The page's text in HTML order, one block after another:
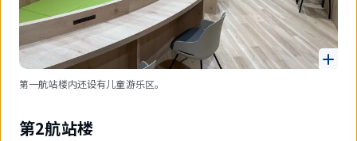
第一航站楼内还设有儿童游乐区。
第2航站楼